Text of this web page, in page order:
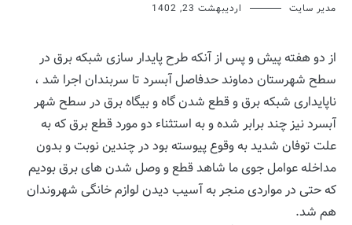
مدیر سایت اردیبهشت 23, 1402
از دو هفته پیش و پس از آنکه طرح پایدار سازی شبکه برق در
سطح شهرستان دماوند حدفاصل آبسرد تا سربندان اجرا شد ،
ناپایداری شبکه برق و قطع شدن گاه و بیگاه برق در سطح شهر
آبسرد نیز چند برابر شده و به استثناء دو مورد قطع برق که به
علت توفان شدید به وقوع پیوسته بود در چندین نوبت و بدون
مداخله عوامل جوی ما شاهد قطع و وصل شدن های برق بودیم
که حتی در مواردی منجر به آسیب دیدن لوازم خانگی شهروندان
هم شد.